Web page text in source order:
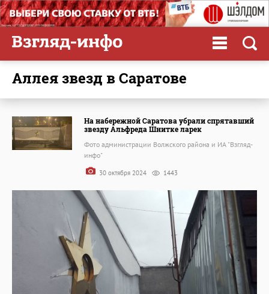
Аллея звезд в Саратове
На набережной Саратова убрали спрятавший
звезду Альфреда Шнитке ларек
Фото администрации Волжского района и ИА "Взгляд-
инфо"
30 октября 2024 1443